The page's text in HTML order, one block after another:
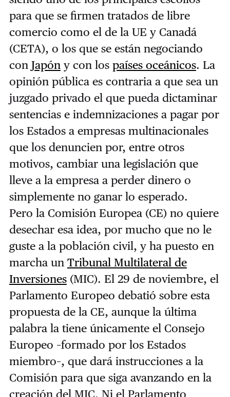
para que se firmen tratados de libre
comercio como el de la UE y Canadá
(CETA), o los que se están negociando
con Japóny con los países oceánicos. La
opinión pública es contraria a que sea un
juzgado privado el que pueda dictaminar
sentencias e indemnizaciones a pagar por
los Estados a empresas multinacionales
que los denuncien por, entre otros
motivos, cambiar una legislación que
lleve a la empresa a perder dinero o
simplemente no ganar lo esperado.
Pero la Comisión Europea (CE) no quiere
desechar esa idea, por mucho que no le
guste a la población civil, y ha puesto en
marcha un Tribunal Multilateral de
Inversiones(MIC). El 29 de noviembre, el
Parlamento Europeo debatió sobre esta
propuesta de la CE, aunque la última
palabra la tiene únicamente el Consejo
Europeo –formado por los Estados
miembro–, que dará instrucciones a la
Comisión para que siga avanzando en la
creación del MIC. Ni el Parlamento